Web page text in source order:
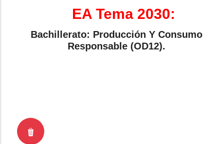
EA Tema 2030:
Bachillerato: Producción Y Consumo
Responsable (OD12).